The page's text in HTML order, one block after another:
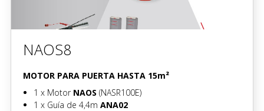
NAOS8
MOTOR PARA PUERTA HASTA 15m²
1 x Motor NAOS (NASR100E)
1 x Guía de 4,4mANA02